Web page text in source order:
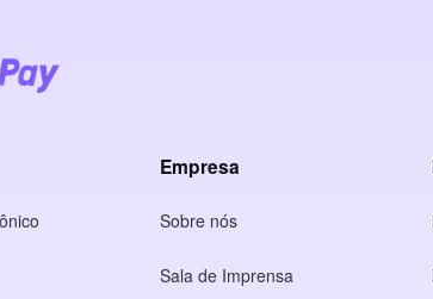
Empresa
Sobre nós
Sala de Imprensa